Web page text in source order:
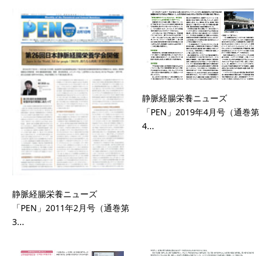
静脈経腸栄養ニューズ
「PEN」2011年2月号（通巻第
3...
静脈経腸栄養ニューズ
「PEN」2019年4月号（通巻第
4...